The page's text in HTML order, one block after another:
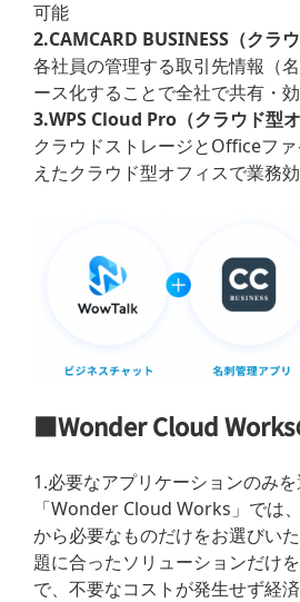
可能
2.CAMCARD BUSINESS（クラウ
各社員の管理する取引先情報（
ース化することで全社で共有・
3.WPS Cloud Pro（クラウド型オ
クラウドストレージとOfficeフ
えたクラウド型オフィスで業務
■Wonder Cloud Works
1.必要なアプリケーションのみ
「Wonder Cloud Works」では
から必要なものだけをお選びい
題に合ったソリューションだけ
で、不要なコストが発生せず経済